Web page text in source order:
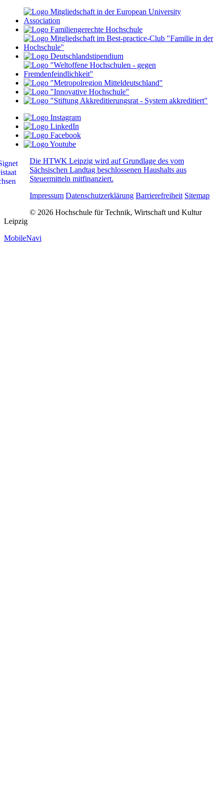
Die HTWK Leipzig wird auf Grundlage des vom
Sächsischen Landtag beschlossenen Haushalts aus
Steuermitteln mitfinanziert.
Impressum Datenschutzerklärung Barrierefreiheit Sitemap
© 2026 Hochschule für Technik, Wirtschaft und Kultur
Leipzig
MobileNavi